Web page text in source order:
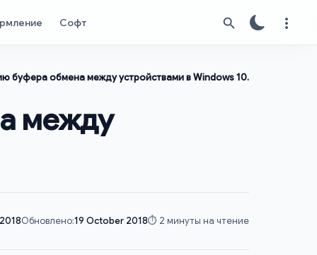
Софт
буфера обмена между устройствами в Windows 10.
между
Обновлено:19 October 2018⏱️ 2 минуты на чтение